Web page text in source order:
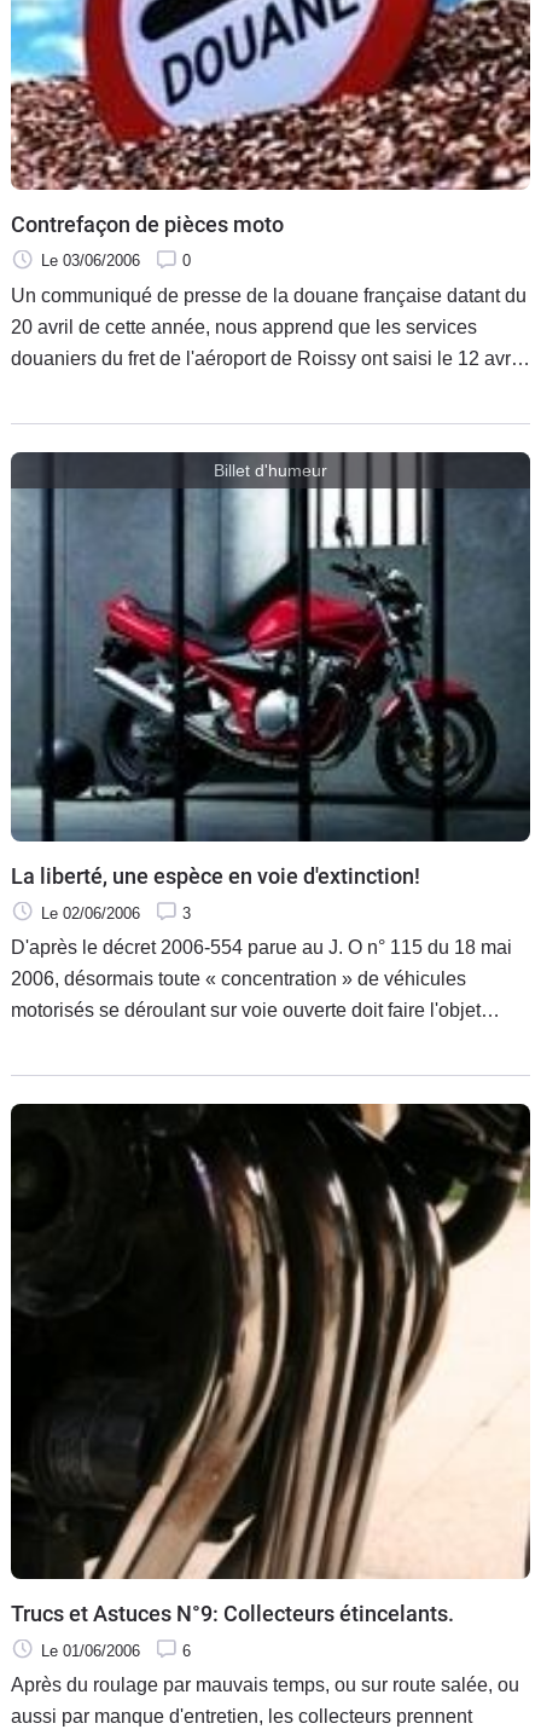
&
125
Marques
Services
Auto
Contrefaçon de pièces moto
Le 03/06/2006 0
Un communiqué de presse de la douane française datant du
20 avril de cette année, nous apprend que les services
douaniers du fret de l'aéroport de Roissy ont saisi le 12 avril
première saisie de pièces contrefaisant cette marque.
Billet d'humeur
La liberté, une espèce en voie d'extinction!
Le 02/06/2006 3
D'après le décret 2006-554 parue au J. O n° 115 du 18 mai
2006, désormais toute « concentration » de véhicules
motorisés se déroulant sur voie ouverte doit faire l'objet
le costume du motard en colère.
Trucs et Astuces N°9: Collecteurs étincelants.
Le 01/06/2006 6
Après du roulage par mauvais temps, ou sur route salée, ou
aussi par manque d'entretien, les collecteurs prennent